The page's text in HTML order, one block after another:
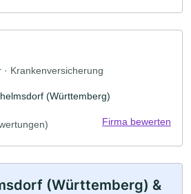
Krankenversicherung
(Württemberg)
Firma bewerten
(Württemberg) &